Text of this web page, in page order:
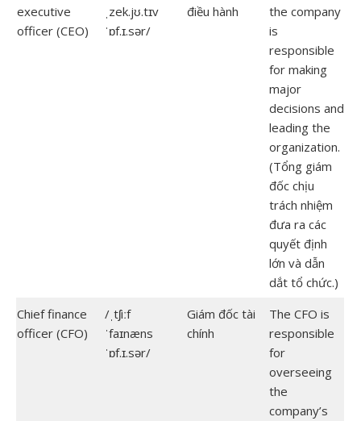
executive
officer (CEO)
ˌzek.jʊ.tɪv
ˈɒf.ɪ.sər/
điều hành
the company
is
responsible
for making
major
decisions and
leading the
organization.
(Tổng giám
đốc chịu
trách nhiệm
đưa ra các
quyết định
lớn và dẫn
dắt tổ chức.)
Chief finance
officer (CFO)
/ˌtʃiːf
ˈfaɪnæns
ˈɒf.ɪ.sər/
Giám đốc tài
chính
The CFO is
responsible
for
overseeing
the
company’s